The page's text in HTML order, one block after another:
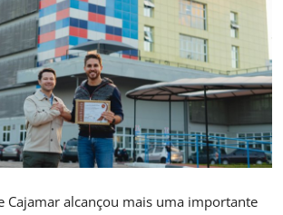
Cajamar alcançou mais uma importante